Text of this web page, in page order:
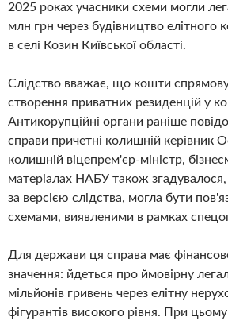
2025 роках учасники схеми могли
млн грн через будівництво елітного
в селі Козин Київської області.
Слідство вважає, що кошти
створення приватних резиденцій у
Антикорупційні органи раніше
справи причетні колишній керівник
колишній віцепрем'єр-міністр,
матеріалах НАБУ також
за версією слідства, могла бути
схемами, виявленими в рамках
Для держави ця справа має
значення: йдеться про ймовірну
мільйонів гривень через елітну
фігурантів високого рівня. При